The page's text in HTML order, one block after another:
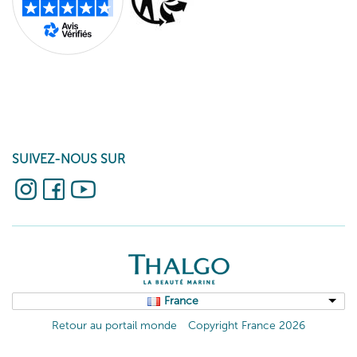
toutes les peaux (sèches, grasses, normales, mixtes, déshydratées
ou sensibles).
THALGO a le produit parfait pour vous.
Offrez à votre peau l’expertise marine et la richesse des actifs
SUIVEZ-NOUS SUR
France
Retour au portail monde
Copyright France 2026